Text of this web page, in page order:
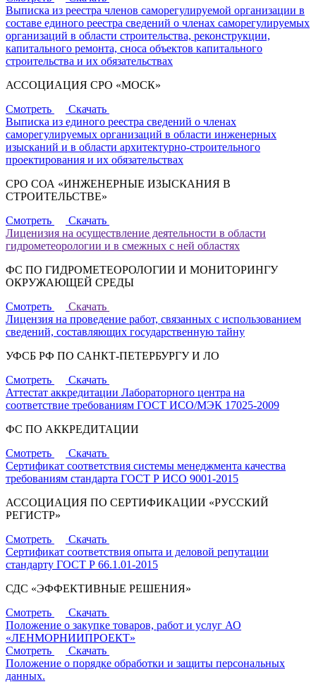
Выписка из реестра членов саморегулируемой организации в
составе единого реестра сведений о членах саморегулируемых
организаций в области строительства, реконструкции,
капитального ремонта, сноса объектов капитального
строительства и их обязательствах
АССОЦИАЦИЯ СРО «МОСК»
Смотреть
Скачать
Выписка из единого реестра сведений о членах
саморегулируемых организаций в области инженерных
изысканий и в области архитектурно-строительного
проектирования и их обязательствах
СРО СОА «ИНЖЕНЕРНЫЕ ИЗЫСКАНИЯ В
СТРОИТЕЛЬСТВЕ»
Смотреть
Скачать
Лиценизия на осуществление деятельности в области
гидрометеорологии и в смежных с ней областях
ФС ПО ГИДРОМЕТЕОРОЛОГИИ И МОНИТОРИНГУ
ОКРУЖАЮЩЕЙ СРЕДЫ
Смотреть
Скачать
Лицензия на проведение работ, связанных с использованием
сведений, составляющих государственную тайну
УФСБ РФ ПО САНКТ-ПЕТЕРБУРГУ И ЛО
Смотреть
Скачать
Аттестат аккредитации Лабораторного центра на
соответствие требованиям ГОСТ ИСО/МЭК 17025-2009
ФС ПО АККРЕДИТАЦИИ
Смотреть
Скачать
Сертификат соответствия системы менеджмента качества
требованиям стандарта ГОСТ Р ИСО 9001-2015
АССОЦИАЦИЯ ПО СЕРТИФИКАЦИИ «РУССКИЙ
РЕГИСТР»
Смотреть
Скачать
Сертификат соответствия опыта и деловой репутации
стандарту ГОСТ Р 66.1.01-2015
СДС «ЭФФЕКТИВНЫЕ РЕШЕНИЯ»
Смотреть
Скачать
Положение о закупке товаров, работ и услуг АО
«ЛЕНМОРНИИПРОЕКТ»
Смотреть
Скачать
Положение о порядке обработки и защиты персональных
данных.